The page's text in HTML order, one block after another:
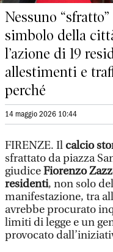
Nessuno
simbolo della
l’azione di 19
allestimenti e
perché
14 maggio 2026 10:44
FIRENZE. Il calcio
sfrattato da piazza
giudiceFiorenzo
residenti, non solo
manifestazione, tra
avrebbe procurato
limiti di legge e un
provocato